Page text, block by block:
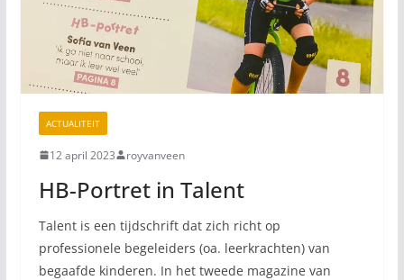
ACTUALITEIT
12 april 2023 royvanveen
HB-Portret in Talent
Talent is een tijdschrift dat zich richt op
professionele begeleiders (oa. leerkrachten) van
begaafde kinderen. In het tweede magazine van